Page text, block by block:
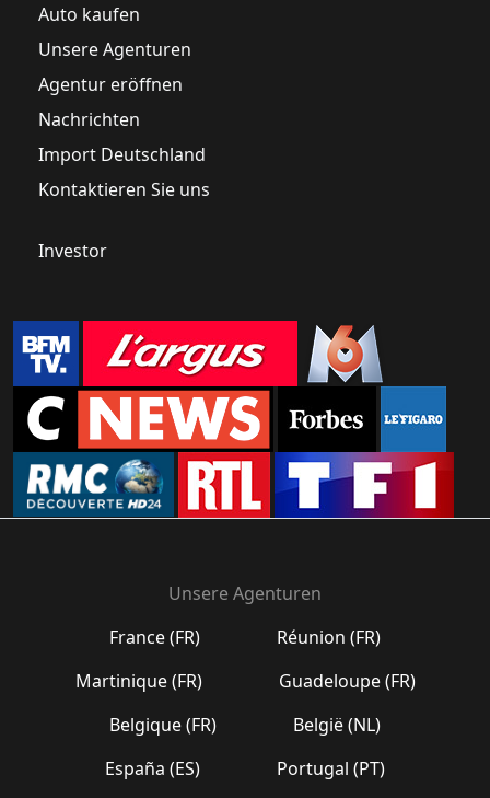
Auto kaufen
Unsere Agenturen
Agentur eröffnen
Nachrichten
Import Deutschland
Kontaktieren Sie uns
Investor
Unsere Agenturen
France (FR)
Réunion (FR)
Martinique (FR)
Guadeloupe (FR)
Belgique (FR)
België (NL)
España (ES)
Portugal (PT)